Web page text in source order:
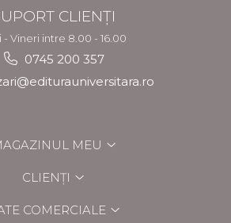
CLIENȚI
- Vineri intre 8.00 - 16.00
0745 200 357
MEU
CLIENȚI
COMERCIALE